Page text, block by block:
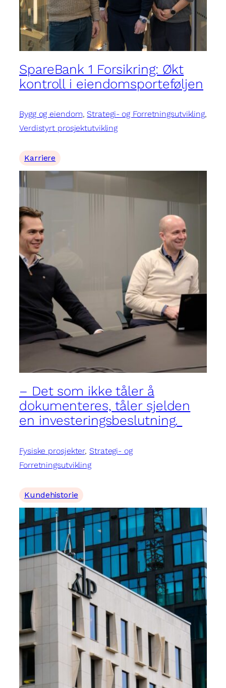
SpareBank 1 Forsikring: Økt
kontroll i eiendomsporteføljen
Bygg og eiendom, Strategi- og Forretningsutvikling
Verdistyrt prosjektutvikling
Karriere
– Det som ikke tåler å
dokumenteres, tåler sjelden
en investeringsbeslutning.
Fysiske prosjekter, Strategi- og
Forretningsutvikling
Kundehistorie